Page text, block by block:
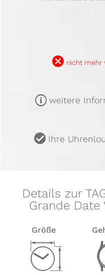
B nicht mehr
m weitere
u Ihre
Details zur
Grande Date
Größe
Z